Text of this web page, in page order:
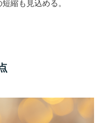
縮も見込める。